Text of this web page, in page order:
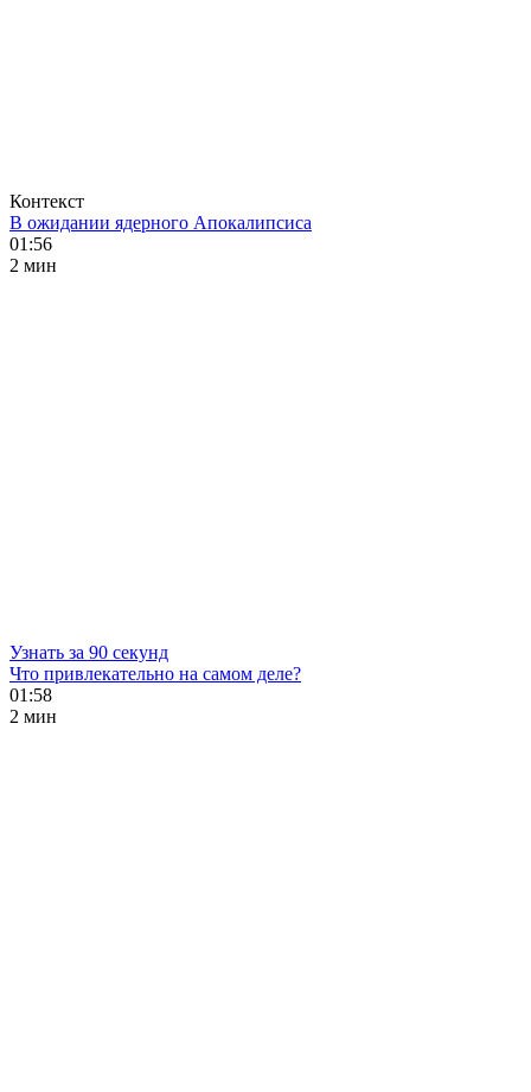
Контекст
В ожидании ядерного Апокалипсиса
01:56
2 мин
Узнать за 90 секунд
Что привлекательно на самом деле?
01:58
2 мин